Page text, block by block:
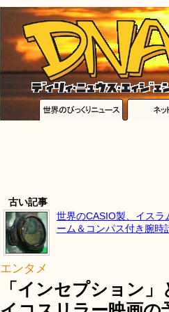
古い記事
世界のCASIO製、イスラ
ーム＆コンパス付き腕時
エンタメ
「インセプション